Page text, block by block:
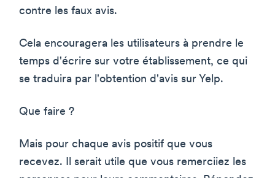
contre les faux avis.
Cela encouragera les utilisateurs à prendre le
temps d'écrire sur votre établissement, ce qui
se traduira par l'obtention d'avis sur Yelp.
Que faire ?
Mais pour chaque avis positif que vous
recevez. Il serait utile que vous remerciiez les